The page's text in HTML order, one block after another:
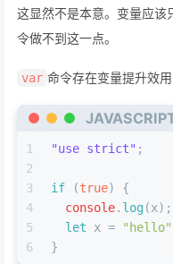
这显然不是本意。变量应该
令做不到这一点。
var 命令存在变量提升效用
1
2
3
4
5
6
"use strict" ;
if (true) {
console. log(x);
let x = "hello"
}